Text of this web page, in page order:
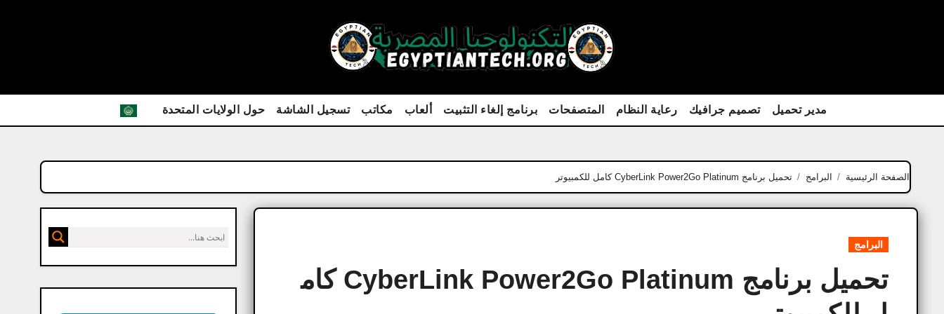
مدير تحميل تصميم جرافيك رعاية النظام المتصفحات برنامج إلغاء التثبيت ألعاب مكاتب تسجيل الشاشة حول الولايات المتحدة
الصفحة الرئيسية البرامج تحميل برنامج CyberLink Power2Go Platinum كامل للكمبيوتر
البرامج
تحميل برنامج CyberLink Power2Go Platinum كام